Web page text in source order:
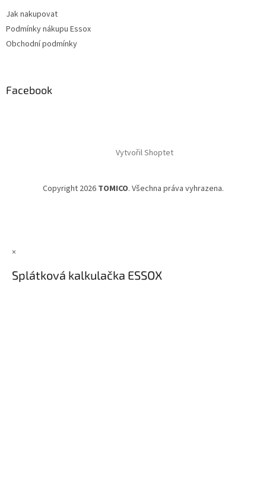
Jak nakupovat
Podmínky nákupu Essox
Obchodní podmínky
Facebook
Vytvořil Shoptet
Copyright 2026 TOMICO. Všechna práva vyhrazena.
×
Splátková kalkulačka ESSOX